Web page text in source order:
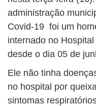
administração
Covid-19 foi um
internado no
desde o dia 05 de
Ele não tinha
no hospital por
sintomas